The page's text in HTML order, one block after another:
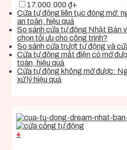
17.000.000 ₫+
Cửa tự động liên tục đóng mở:
an toàn, hiệu quả
So sánh cửa tự động Nhật Bản
chọn tối ưu cho công trình?
So sánh cửa trượt tự động và
Cửa tự động mất điện có mở
toàn, hiệu quả
Cửa tự động không mở được:
xử lý hiệu quả
+